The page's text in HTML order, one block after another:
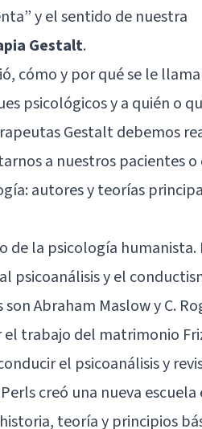
y el sentido de nuestra
Gestalt.
cómo y por qué se le
psicológicos y a quién o
Gestalt debemos
a nuestros pacientes o
autores y teorías
de la psicología humanista.
psicoanálisis y el
sonAbraham Maslowy C.
el trabajo del matrimonio
el psicoanálisis y
creó una nueva escuela
teoría y principios